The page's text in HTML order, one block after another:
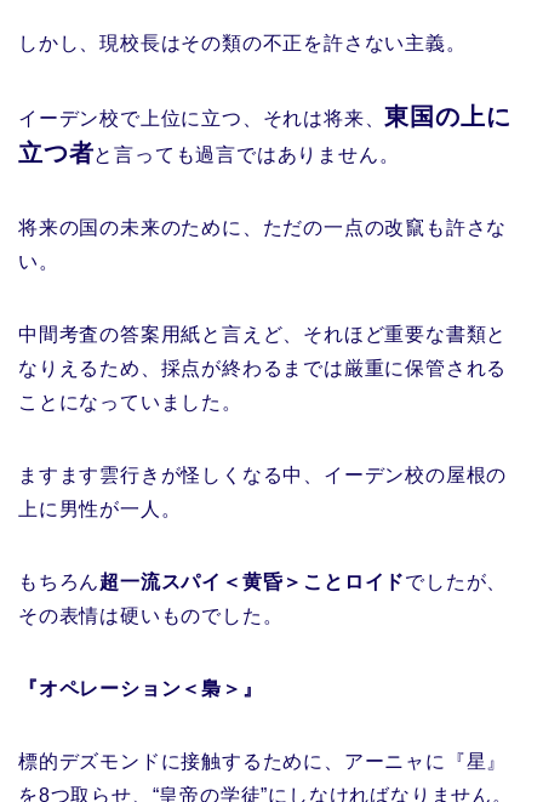
しかし、現校長はその類の不正を許さない主義。
イーデン校で上位に立つ、それは将来、 東国の上に
立つ者と言っても過言ではありません。
将来の国の未来のために、ただの一点の改竄も許さな
い。
中間考査の答案用紙と言えど、それほど重要な書類と
なりえるため、採点が終わるまでは厳重に保管される
ことになっていました。
ますます雲行きが怪しくなる中、イーデン校の屋根の
上に男性が一人。
もちろん超一流スパイ＜黄昏＞ことロイドでしたが、
その表情は硬いものでした。
『オペレーション＜梟＞』
標的デズモンドに接触するために、アーニャに『星』
を8つ取らせ、“皇帝の学徒”にしなければなりません。